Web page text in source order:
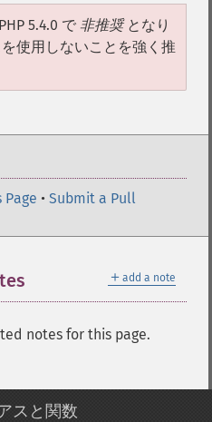
5.4.0 で 非推奨となり
使用しないことを強く推
Page • Submit a Pull
＋ add a note
notes for this page.
スと関数